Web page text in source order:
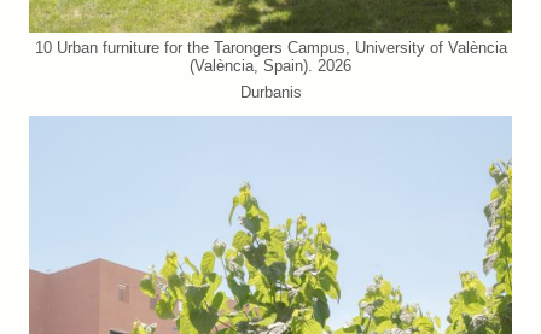
10 Urban furniture for the Tarongers Campus, University of València
(València, Spain). 2026
Durbanis